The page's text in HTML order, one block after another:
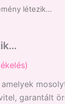
létezik…
garantált